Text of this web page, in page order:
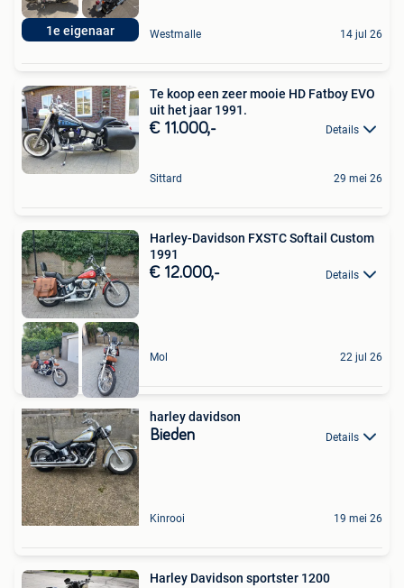
1e eigenaar Westmalle 14 jul 26
Te koop een zeer mooie HD Fatboy EVO
uit het jaar 1991.
€ 11.000,- Details
Sittard 29 mei 26
Harley-Davidson FXSTC Softail Custom
1991
€ 12.000,- Details
Mol 22 jul 26
harley davidson
Bieden Details
Kinrooi 19 mei 26
Harley Davidson sportster 1200